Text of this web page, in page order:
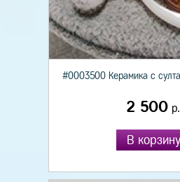
#0003500 Керамика с
2 500 р.
В корзину